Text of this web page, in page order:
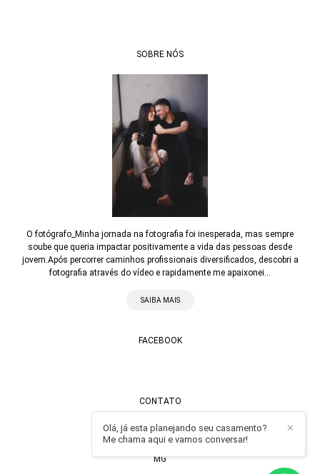
SOBRE NÓS
O fotógrafo_Minha jornada na fotografia foi inesperada, mas sempre
soube que queria impactar positivamente a vida das pessoas desde
jovem.Após percorrer caminhos profissionais diversificados, descobri a
fotografia através do vídeo e rapidamente me apaixonei...
SAIBA MAIS
FACEBOOK
CONTATO
Enviar mensagem
contato@alexandrecasttro.com.br
MG
✕
Olá, já esta planejando seu casamento?
Me chama aqui e vamos conversar!